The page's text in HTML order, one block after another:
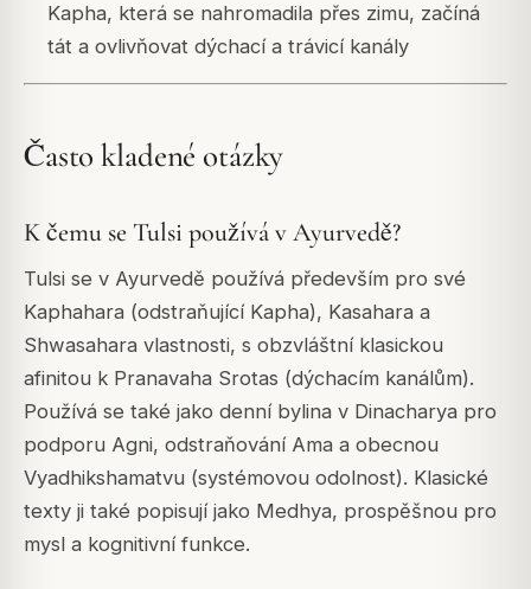
Kapha, která se nahromadila přes zimu, začíná
tát a ovlivňovat dýchací a trávicí kanály
Často kladené otázky
K čemu se Tulsi používá v Ayurvedě?
Tulsi se v Ayurvedě používá především pro své
Kaphahara (odstraňující Kapha), Kasahara a
Shwasahara vlastnosti, s obzvláštní klasickou
afinitou k Pranavaha Srotas (dýchacím kanálům).
Používá se také jako denní bylina v Dinacharya pro
podporu Agni, odstraňování Ama a obecnou
Vyadhikshamatvu (systémovou odolnost). Klasické
texty ji také popisují jako Medhya, prospěšnou pro
mysl a kognitivní funkce.